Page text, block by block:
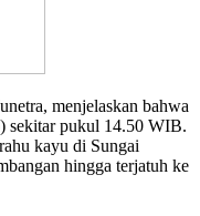
menjelaskan bahwa
sekitar pukul 14.50 WIB.
kayu di Sungai
hingga terjatuh ke